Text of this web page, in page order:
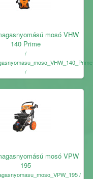
mosó VHW
140 Prime
/
/
mosó VPW
195
/